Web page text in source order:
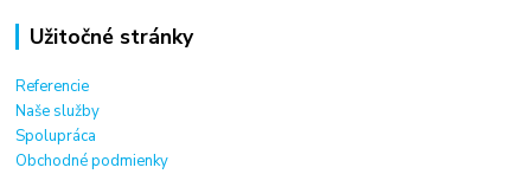
Užitočné stránky
Referencie
Naše služby
Spolupráca
Obchodné podmienky